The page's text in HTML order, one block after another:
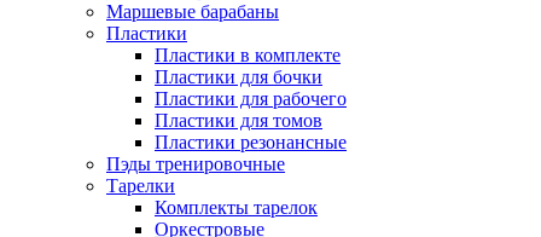
Маршевые барабаны
Пластики
Пластики в комплекте
Пластики для бочки
Пластики для рабочего
Пластики для томов
Пластики резонансные
Пэды тренировочные
Тарелки
Комплекты тарелок
Оркестровые